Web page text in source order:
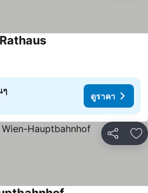
ดูราคา
ๆ
ดูราคา
แชร์ เ